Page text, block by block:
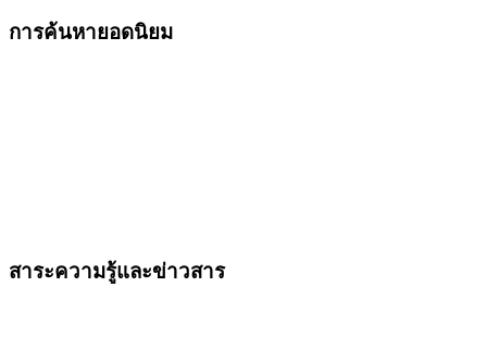
การค้นหายอดนิยม
สาระความรู้และข่าวสาร